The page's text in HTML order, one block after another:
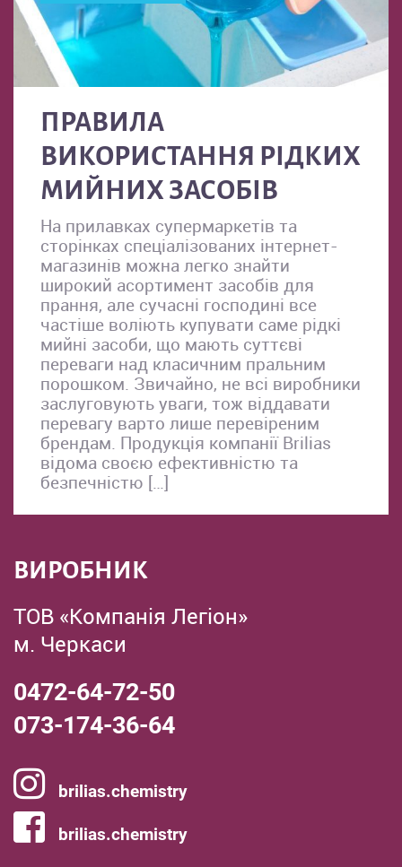
ПРАВИЛА
ВИКОРИСТАННЯ РІДКИХ
МИЙНИХ ЗАСОБІВ
На прилавках супермаркетів та
сторінках спеціалізованих інтернет-
магазинів можна легко знайти
широкий асортимент засобів для
прання, але сучасні господині все
частіше воліють купувати саме рідкі
мийні засоби, що мають суттєві
переваги над класичним пральним
порошком. Звичайно, не всі виробники
заслуговують уваги, тож віддавати
перевагу варто лише перевіреним
брендам. Продукція компанії Brilias
відома своєю ефективністю та
безпечністю […]
ВИРОБНИК
ТОВ «Компанія Легіон»
м. Черкаси
0472-64-72-50
073-174-36-64
brilias.chemistry
brilias.chemistry